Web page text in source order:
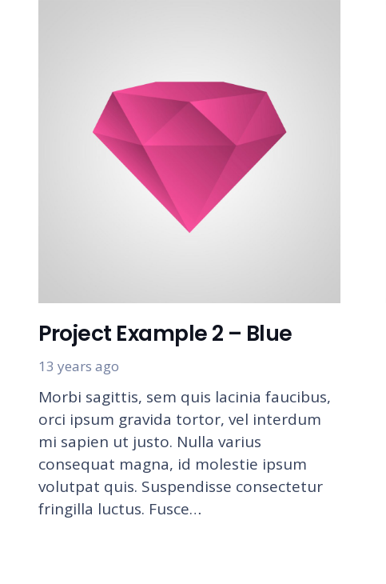
Project Example 2 – Blue
13 years ago
Morbi sagittis, sem quis lacinia faucibus,
orci ipsum gravida tortor, vel interdum
mi sapien ut justo. Nulla varius
consequat magna, id molestie ipsum
volutpat quis. Suspendisse consectetur
fringilla luctus. Fusce…